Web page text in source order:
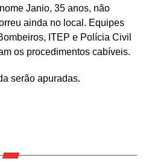
Janio, 35 anos, não
ainda no local. Equipes
ITEP e Polícia Civil
os procedimentos cabíveis.
serão apuradas.